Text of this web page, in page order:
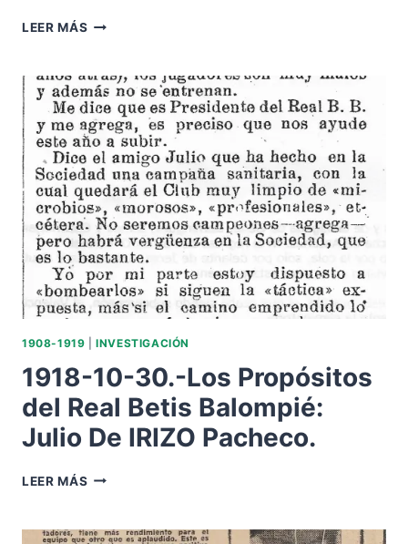
LEER MÁS 1962-
ESTADIO
BENITO
VILLAMARÍN.-
LA
FASTUOSA
REVISTA
SOBRE
HIELO
«HOLIDAY
ON
ICE».
1908-1919 |INVESTIGACIÓN
1918-10-30.-Los Propósitos
del Real Betis Balompié:
Julio De IRIZO Pacheco.
LEER MÁS 1918-
LOS